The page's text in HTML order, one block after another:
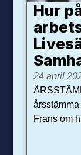
Hur
24 april
Frans om